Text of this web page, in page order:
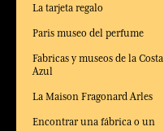
La tarjeta regalo
Paris museo del perfume
Fabricas y museos de la Costa
Azul
La Maison Fragonard Arles
Encontrar una fábrica o un